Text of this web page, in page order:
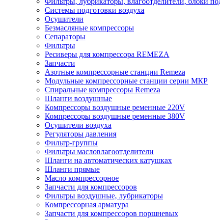
Системы подготовки воздуха
Осушители
Безмасляные компрессоры
Сепараторы
Фильтры
Ресиверы для компрессора REMEZA
Запчасти
Азотные компрессорные станции Remeza
Модульные компрессорные станции серии МКР
Спиральные компрессоры Remeza
Шланги воздушные
Компрессоры воздушные ременные 220V
Компрессоры воздушные ременные 380V
Осушители воздуха
Регуляторы давления
Фильтр-группы
Фильтры масловлагоотделители
Шланги на автоматических катушках
Шланги прямые
Масло компрессорное
Запчасти для компрессоров
Фильтры воздушные, лубрикаторы
Компрессорная арматура
Запчасти для компрессоров поршневых